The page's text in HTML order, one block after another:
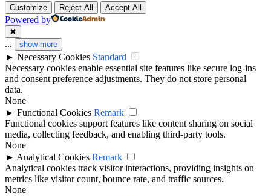
Customize Reject All Accept All
Powered by
✖
... show more
► Necessary Cookies Standard
Necessary cookies enable essential site features like secure log-ins
and consent preference adjustments. They do not store personal
data.
None
► Functional Cookies Remark
Functional cookies support features like content sharing on social
media, collecting feedback, and enabling third-party tools.
None
► Analytical Cookies Remark
Analytical cookies track visitor interactions, providing insights on
metrics like visitor count, bounce rate, and traffic sources.
None